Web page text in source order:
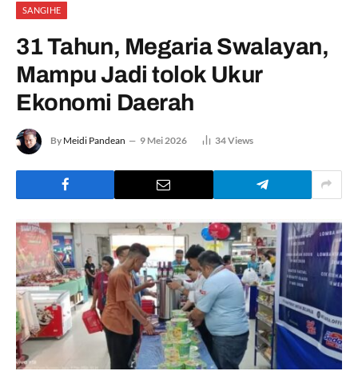
SANGIHE
31 Tahun, Megaria Swalayan,
Mampu Jadi tolok Ukur
Ekonomi Daerah
By Meidi Pandean 9 Mei 2026 34Views